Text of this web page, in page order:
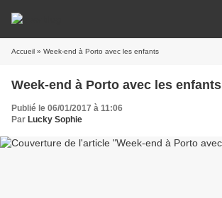
Accueil » Week-end à Porto avec les enfants
Week-end à Porto avec les enfants
Publié le 06/01/2017 à 11:06
Par Lucky Sophie